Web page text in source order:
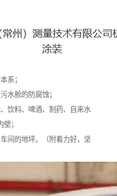
系；
水舱的防腐蚀；
饮料、啤酒、制药、自来水
；
间的地坪。（附着力好，坚